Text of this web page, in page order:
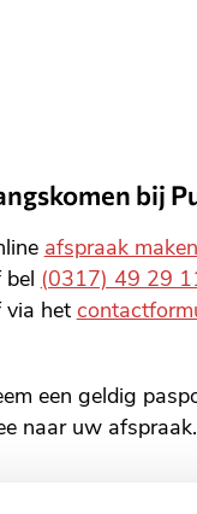
bij
afspraak maken
bel (0317) 49 29
via het
een geldig
naar uw afspraak.